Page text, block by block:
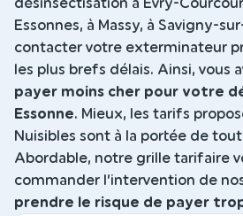
désinsectisation à Évry-
Essonnes, à Massy, à Savigny-
contacter votre exterminateur
les plus brefs délais. Ainsi, vous
payer moins cher pour votre
Essonne. Mieux, les tarifs
Nuisibles sont à la portée de
Abordable, notre grille tarifaire
commander l’intervention de
prendre le risque de payer